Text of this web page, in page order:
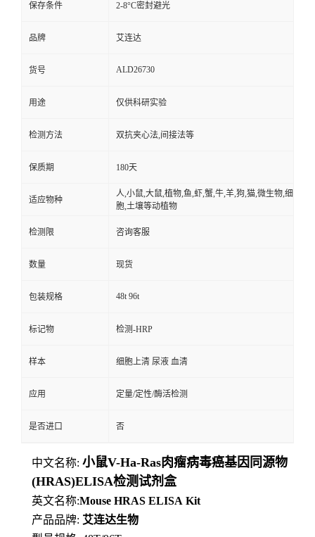
保存条件 2-8°C密封避光
品牌 艾连达
货号 ALD26730
用途 仅供科研实验
检测方法 双抗夹心法,间接法等
保质期 180天
适应物种
人,小鼠,大鼠,植物,鱼,虾,蟹,牛,羊,狗,猫,微生物,细
胞,土壤等动植物
检测限 咨询客服
数量 现货
包装规格 48t 96t
标记物 检测-HRP
样本 细胞上清 尿液 血清
应用 定量/定性/酶活检测
是否进口 否
中文名称: 小鼠V-Ha-Ras肉瘤病毒癌基因同源物
(HRAS)ELISA检测试剂盒
英文名称:Mouse HRAS ELISA Kit
产品品牌: 艾连达生物